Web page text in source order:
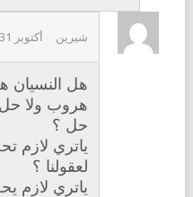
شيرين أكتوبر 31, 2014
هل
هروب ولا
حل ؟
ياتري لازم
لعقولنا ؟
ياتري لازم